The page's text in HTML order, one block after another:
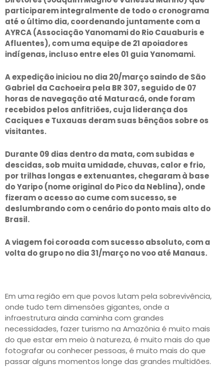
participarem integralmente de todo o cronograma
até o último dia, coordenando juntamente com a
AYRCA (Associação Yanomami do Rio Cauaburis e
Afluentes), com uma equipe de 21 apoiadores
indígenas, incluso entre eles 01 guia Yanomami.
A expedição iniciou no dia 20/março saindo de São
Gabriel da Cachoeira pela BR 307, seguido de 07
horas de navegação até Maturacá, onde foram
recebidos pelos anfitriões, cuja liderança dos
Caciques e Tuxauas deram suas bênçãos sobre os
visitantes.
Durante 09 dias dentro da mata, com subidas e
descidas, sob muita umidade, chuvas, calor e frio,
por trilhas longas e extenuantes, chegaram à base
do Yaripo (nome original do Pico da Neblina), onde
fizeram o acesso ao cume com sucesso, se
deslumbrando com o cenário do ponto mais alto do
Brasil.
A viagem foi coroada com sucesso absoluto, com a
volta do grupo no dia 31/março no voo até Manaus.
Em uma região em que povos lutam pela sobrevivência,
onde tudo tem dimensões gigantes, onde a
infraestrutura ainda caminha com grandes
necessidades, fazer turismo na Amazônia é muito mais
do que estar em meio à natureza, é muito mais do que
fotografar ou conhecer pessoas, é muito mais do que
passar alguns momentos longe das grandes multidões.